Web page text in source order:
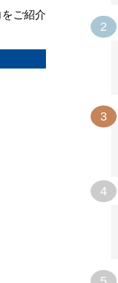
ご紹介
2
3
4